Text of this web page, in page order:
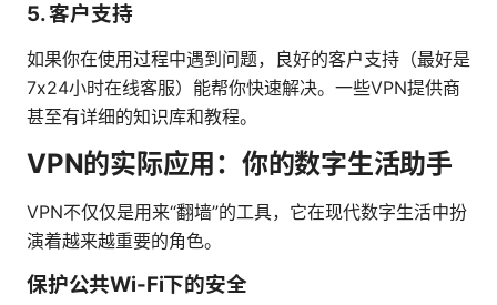
5. 客户支持
如果你在使用过程中遇到问题，良好的客户支持（最好是
7x24小时在线客服）能帮你快速解决。一些VPN提供商
甚至有详细的知识库和教程。
VPN的实际应用：你的数字生活助手
VPN不仅仅是用来“翻墙”的工具，它在现代数字生活中扮
演着越来越重要的角色。
保护公共Wi-Fi下的安全